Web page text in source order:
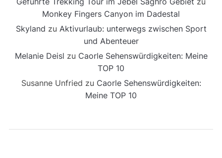
Monkey Fingers Canyon im Dadestal
Skyland zu Aktivurlaub: unterwegs zwischen Sport
und Abenteuer
Melanie Deisl zu Caorle Sehenswürdigkeiten: Meine
TOP 10
Susanne Unfried zu Caorle Sehenswürdigkeiten:
Meine TOP 10